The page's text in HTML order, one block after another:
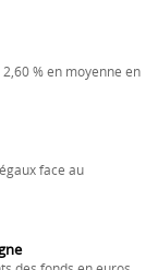
% en moyenne en
face au